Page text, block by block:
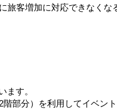
客増加に対応できなくな
ます。
部分）を利用してイベン